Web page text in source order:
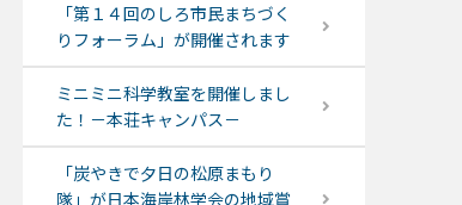
「第１４回のしろ市民まちづく
りフォーラム」が開催されます
ミニミニ科学教室を開催しまし
た！－本荘キャンパス－
「炭やきで夕日の松原まもり
隊」が日本海岸林学会の地域賞